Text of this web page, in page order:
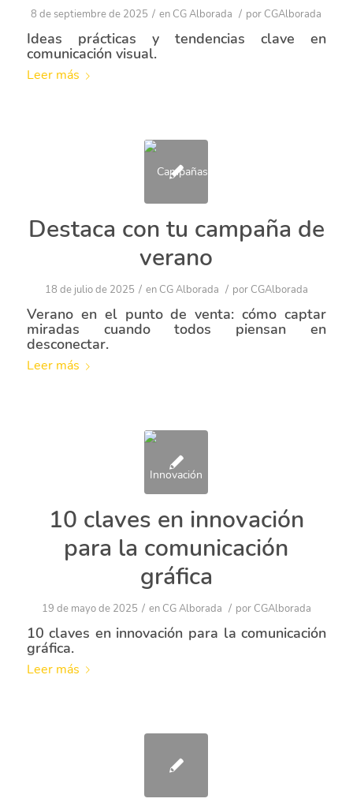
8 de septiembre de 2025 / en CG Alborada / por CGAlborada
Ideas prácticas y tendencias clave en
comunicación visual.
Leer más
Destaca con tu campaña de
verano
18 de julio de 2025 / en CG Alborada / por CGAlborada
Verano en el punto de venta: cómo captar
miradas cuando todos piensan en
desconectar.
Leer más
10 claves en innovación
para la comunicación
gráfica
19 de mayo de 2025 / en CG Alborada / por CGAlborada
10 claves en innovación para la comunicación
gráfica.
Leer más